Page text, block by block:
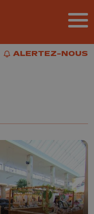
ALERTEZ-NOUS
ALERTEZ-NOUS